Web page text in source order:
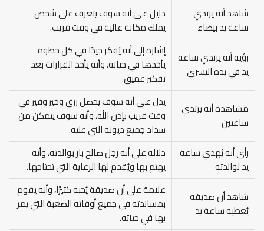
شاهد أنه يرتدي
ساعة يد بيضاء
دليل على أنه سوف يتعرف على شخص
يملك مكانة عالية في وقت قريب.
رؤية أنه يرتدي ساعة
يد في يده اليسرى
إشارة إلى أنه يُفكر جيدًا في كل خطوة
يأخذها في حياته، وأنه يأخذ القرارات بعد
تفكير عميق.
مشاهدة أنه يرتدي
ساعتين
يدل على أنه سوف يحصل رزق وخير وفير في
وقت قريب بإذن الله، وأنه سوف يتمكن من
سداد جميع ديونه التي عليه.
رأى أنه يُهدي ساعة
يد لوالدته
دلالة على أنه رجل صالح بار بوالدته، وأنه
يهتم بها ويُقدم لها الرعاية التي تحتاجها.
شاهد أن صديقه
يُعطيه ساعة يد
علامة على أن صديقة يُحبه كثيرًا، وأنه يقوم
بمساندته في جميع أوقاته الصعبة التي يمر
بها في حياته.